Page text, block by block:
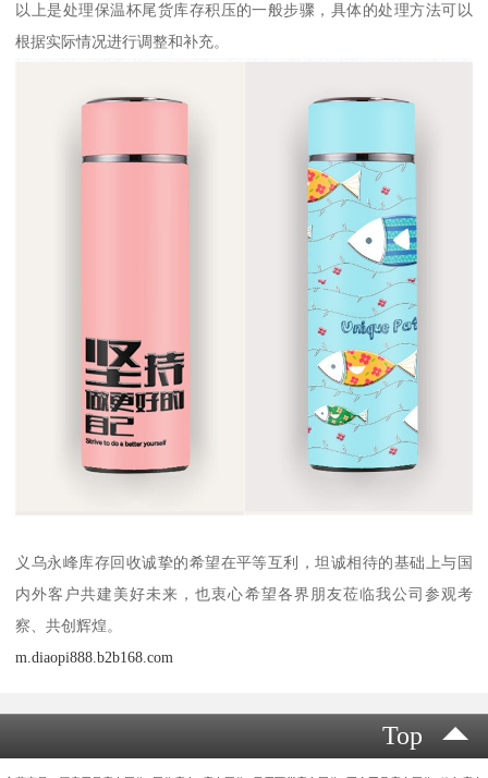
以上是处理保温杯尾货库存积压的一般步骤，具体的处理方法可以
根据实际情况进行调整和补充。
义乌永峰库存回收诚挚的希望在平等互利，坦诚相待的基础上与国
内外客户共建美好未来，也衷心希望各界朋友莅临我公司参观考
察、共创辉煌。
m.diaopi888.b2b168.com
Top